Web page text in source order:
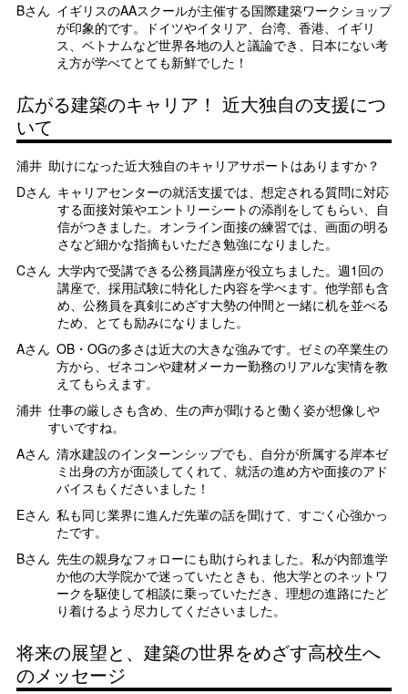
Bさん イギリスのAAスクールが主催する国際建築ワークショップ
が印象的です。ドイツやイタリア、台湾、香港、イギリ
ス、ベトナムなど世界各地の人と議論でき、日本にない考
え方が学べてとても新鮮でした！
広がる建築のキャリア！ 近大独自の支援につ
いて
浦井 助けになった近大独自のキャリアサポートはありますか？
Dさん キャリアセンターの就活支援では、想定される質問に対応
する面接対策やエントリーシートの添削をしてもらい、自
信がつきました。オンライン面接の練習では、画面の明る
さなど細かな指摘もいただき勉強になりました。
Cさん 大学内で受講できる公務員講座が役立ちました。週1回の
講座で、採用試験に特化した内容を学べます。他学部も含
め、公務員を真剣にめざす大勢の仲間と一緒に机を並べる
ため、とても励みになりました。
Aさん OB・OGの多さは近大の大きな強みです。ゼミの卒業生の
方から、ゼネコンや建材メーカー勤務のリアルな実情を教
えてもらえます。
浦井 仕事の厳しさも含め、生の声が聞けると働く姿が想像しや
すいですね。
Aさん 清水建設のインターンシップでも、自分が所属する岸本ゼ
ミ出身の方が面談してくれて、就活の進め方や面接のアド
バイスもくださいました！
Eさん 私も同じ業界に進んだ先輩の話を聞けて、すごく心強かっ
たです。
Bさん 先生の親身なフォローにも助けられました。私が内部進学
か他の大学院かで迷っていたときも、他大学とのネットワ
ークを駆使して相談に乗っていただき、理想の進路にたど
り着けるよう尽力してくださいました。
将来の展望と、建築の世界をめざす高校生へ
のメッセージ